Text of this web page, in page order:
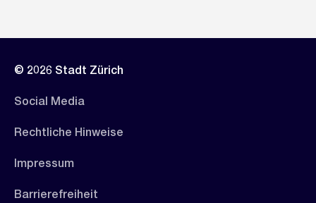
© 2026 Stadt Zürich
Social Media
Rechtliche Hinweise
Impressum
Barrierefreiheit